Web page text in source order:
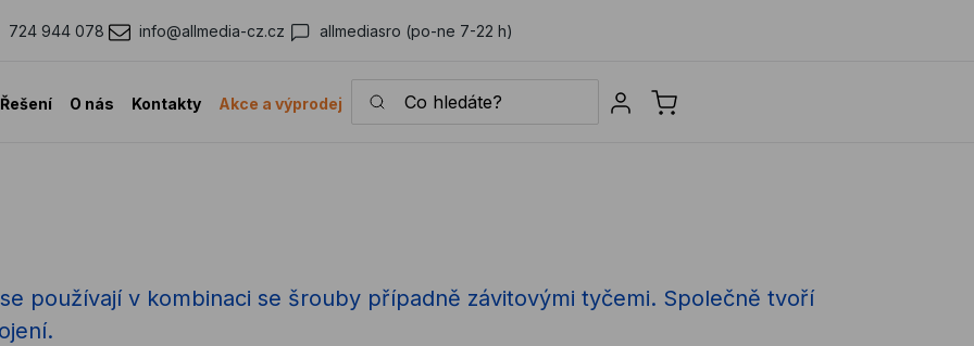
724 944 078 info@allmedia-cz.cz allmediasro (po-ne 7-22 h)
Řešení O nás Kontakty Akce a výprodej
Co hledáte? Sign in
používají v kombinaci se šrouby případně závitovými tyčemi. Společně tvoří